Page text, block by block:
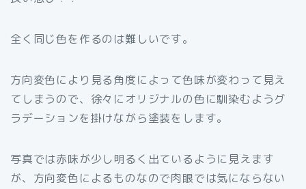
全く同じ色を作るのは難しいです。
方向変色により見る角度によって色味が変わって見え
てしまうので、徐々にオリジナルの色に馴染むようグ
ラデーションを掛けながら塗装をします。
写真では赤味が少し明るく出ているように見えます
が、方向変色によるものなので肉眼では気にならない